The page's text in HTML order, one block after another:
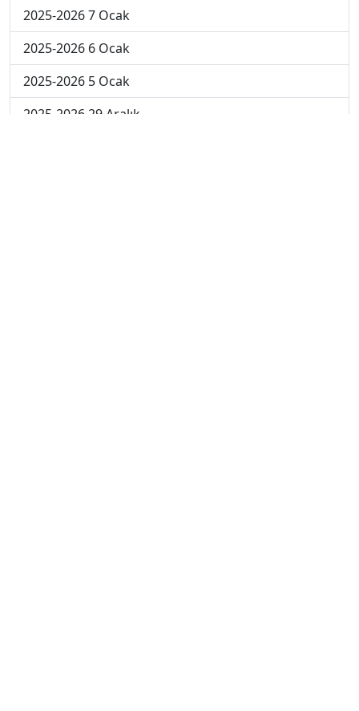
2025-2026 7 Ocak
2025-2026 6 Ocak
2025-2026 5 Ocak
2025-2026 29 Aralık